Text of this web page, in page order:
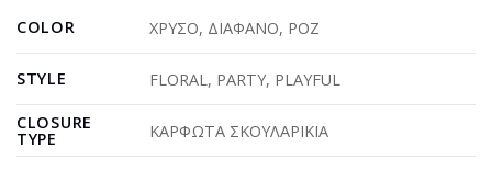
COLOR ΧΡΥΣΟ, ΔΙΑΦΑΝΟ, ΡΟΖ
STYLE FLORAL , PARTY, PLAYFUL
CLOSURE
TYPE ΚΑΡΦΩΤΑ ΣΚΟΥΛΑΡΙΚΙΑ